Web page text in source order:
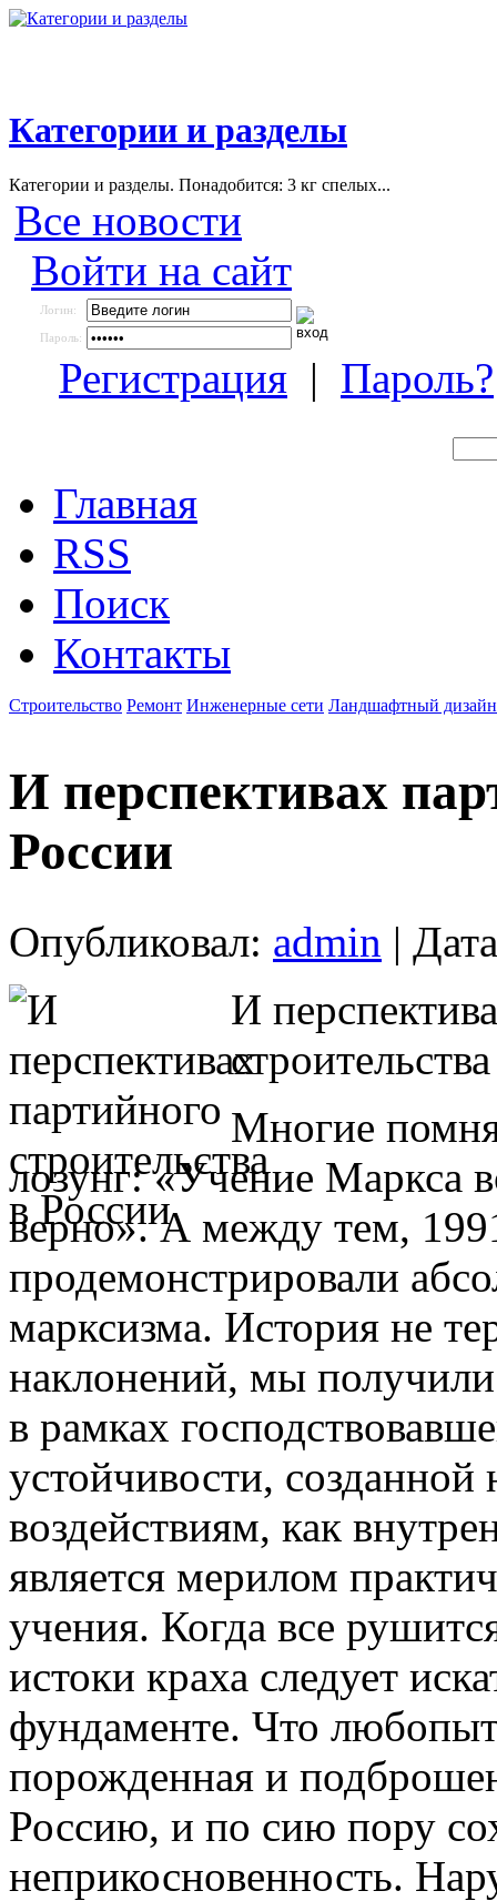
Категории и разделы
Категории и разделы. Понадобится: 3 кг спелых...
Все новости
Войти на сайт
Логин:
Пароль:
Регистрация | Пароль?
Главная
RSS
Поиск
Контакты
Строительство Ремонт Инженерные сети Ландшафтный дизайн
И перспективах
России
Опубликовал: admin |
И
Многие
лозунг: «Учение Маркса
верно». А между тем,
продемонстрировали
марксизма. История не
наклонений, мы
в рамках
устойчивости,
воздействиям, как
является мерилом
учения. Когда все
истоки краха следует
фундаменте. Что
порожденная и
Россию, и по сию пору
неприкосновенность.